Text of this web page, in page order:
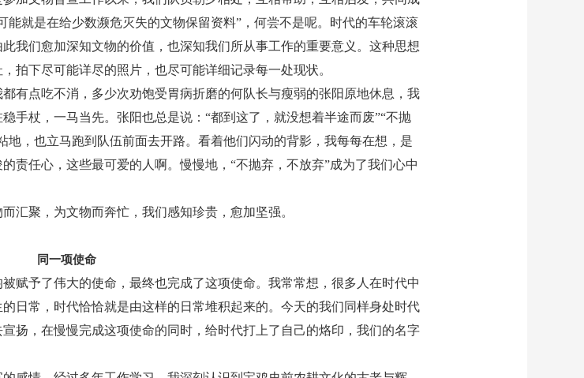
就是在给少数濒危灭失的文物保留资料”，何尝不是呢。时代的车轮滚滚
我们愈加深知文物的价值，也深知我们所从事工作的重要意义。这种思想
拍下尽可能详尽的照片，也尽可能详细记录每一处现状。
有点吃不消，多少次劝饱受胃病折磨的何队长与瘦弱的张阳原地休息，我
手杖，一马当先。张阳也总是说：“都到这了，就没想着半途而废”“不抛
，也立马跑到队伍前面去开路。看着他们闪动的背影，我每每在想，是
责任心，这些最可爱的人啊。慢慢地，“不抛弃，不放弃”成为了我们心中
汇聚，为文物而奔忙，我们感知珍贵，愈加坚强。
同一项使命
赋予了伟大的使命，最终也完成了这项使命。我常常想，很多人在时代中
日常，时代恰恰就是由这样的日常堆积起来的。今天的我们同样身处时代
扬，在慢慢完成这项使命的同时，给时代打上了自己的烙印，我们的名字